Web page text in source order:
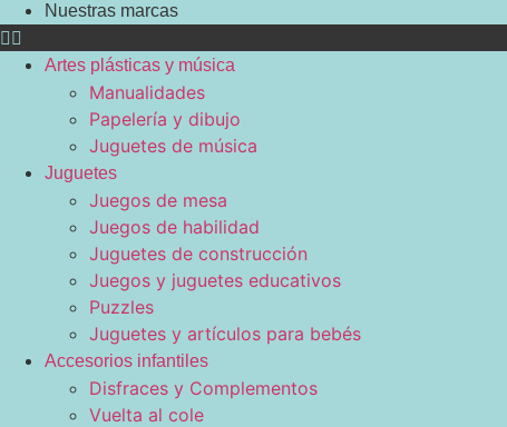
Nuestras marcas
Artes plásticas y música
Manualidades
Papelería y dibujo
Juguetes de música
Juguetes
Juegos de mesa
Juegos de habilidad
Juguetes de construcción
Juegos y juguetes educativos
Puzzles
Juguetes y artículos para bebés
Accesorios infantiles
Disfraces y Complementos
Vuelta al cole